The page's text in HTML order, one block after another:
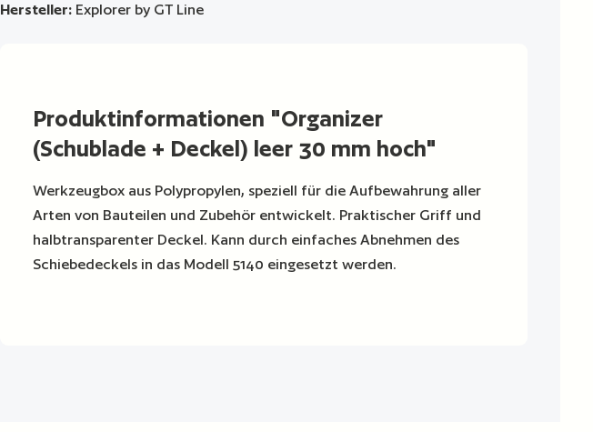
Hersteller: Explorer by GT Line
Produktinformationen "Organizer
(Schublade + Deckel) leer 30 mm hoch"
Werkzeugbox aus Polypropylen, speziell für die Aufbewahrung aller
Arten von Bauteilen und Zubehör entwickelt. Praktischer Griff und
halbtransparenter Deckel. Kann durch einfaches Abnehmen des
Schiebedeckels in das Modell 5140 eingesetzt werden.